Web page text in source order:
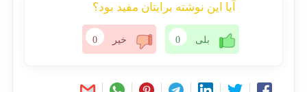
آیا این نوشته برایتان مفید بود؟
بلی 0 خیر 0